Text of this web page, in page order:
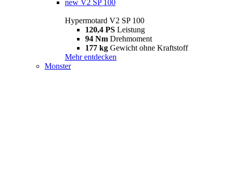
new V2 SP 100
Hypermotard V2 SP 100
120,4 PS Leistung
94 Nm Drehmoment
177 kg Gewicht ohne Kraftstoff
Mehr entdecken
Monster